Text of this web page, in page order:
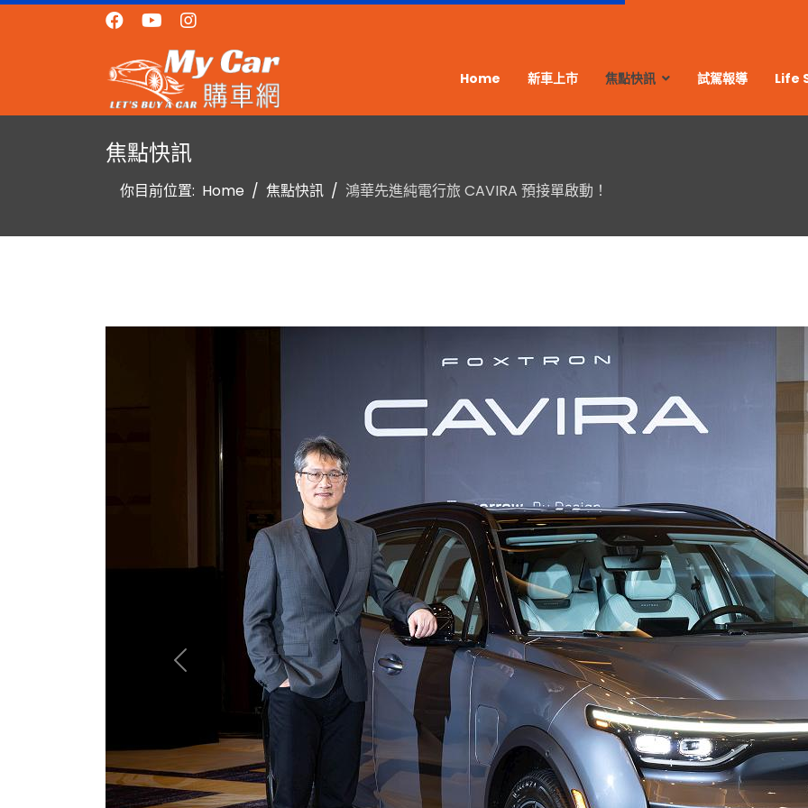
Home 新車上市 焦點快訊 試駕報導 Life
焦點快訊
你目前位置: Home 焦點快訊 鴻華先進純電行旅 CAVIRA 預接單啟動！
Previous